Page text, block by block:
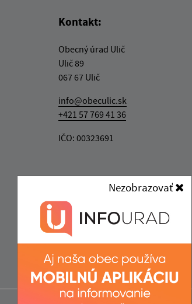
Nezobrazovať
Kontakt:
Obecný úrad Ulič
Ulič 89
067 67 Ulič
info@obeculic.sk
+421 57 769 41 36
IČO: 00323691